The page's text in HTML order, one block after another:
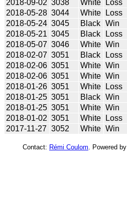
2018-09-02 3038 White Loss
2018-05-28 3044 White Loss
2018-05-24 3045 Black Win
2018-05-21 3045 Black Loss
2018-05-07 3046 White Win
2018-02-07 3051 Black Loss
2018-02-06 3051 White Win
2018-02-06 3051 White Win
2018-01-26 3051 White Loss
2018-01-25 3051 Black Win
2018-01-25 3051 White Win
2018-01-02 3051 White Loss
2017-11-27 3052 White Win
Contact: Rémi Coulom . Powered by